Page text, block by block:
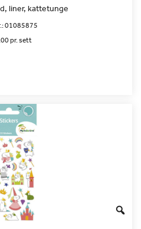
liner, kattetunge
01085875
pr. sett